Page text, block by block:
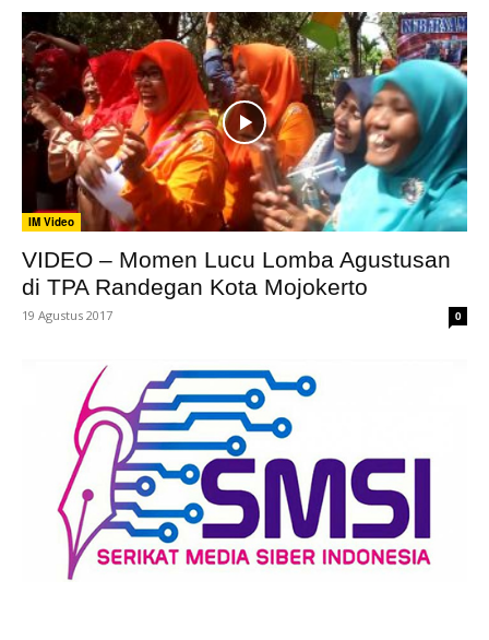
IM Video
VIDEO – Momen Lucu Lomba Agustusan
di TPA Randegan Kota Mojokerto
19 Agustus 2017 0